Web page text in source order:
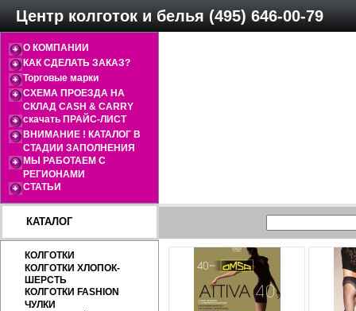
Центр колготок и белья (495) 646-00-79
О КОМПАНИИ
КАК СДЕЛАТЬ ЗАКАЗ?
Торговые марки
СХЕМА ПРОЕЗДА НА
СКЛАД CASH & CARRY
скачать ПРАЙС-ЛИСТ
ВНИМАНИЕ ! КАТАЛОГ В
СТАДИИ ЗАПОЛНЕНИЯ
МЫ РАБОТАЕМ С
РЕГИОНАМИ
СТАТЬИ
КАТАЛОГ
КОЛГОТКИ
КОЛГОТКИ ХЛОПОК-
ШЕРСТЬ
КОЛГОТКИ FASHION
ЧУЛКИ